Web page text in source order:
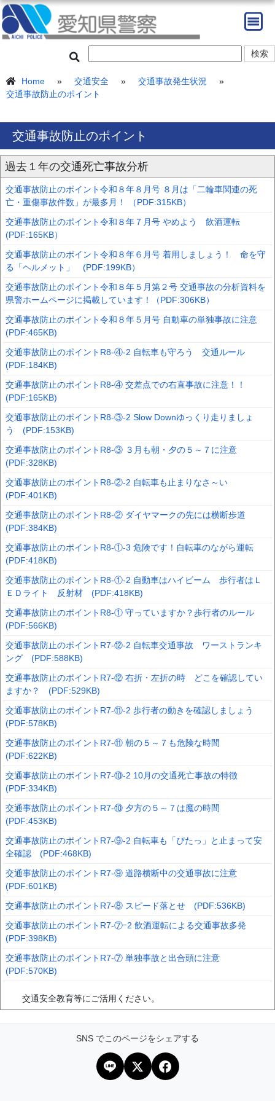
Home » 交通安全 » 交通事故発生状況
»
交通事故防止のポイント
交通事故防止のポイント
過去１年の交通死亡事故分析
交通事故防止のポイント令和８年８月号 ８月は「二輪車関連の死
亡・重傷事故件数」が最多月！ （PDF:315KB）
交通事故防止のポイント令和８年７月号 やめよう 飲酒運転
(PDF:165KB）
交通事故防止のポイント令和８年６月号 着用しましょう！ 命を守
る「ヘルメット」 (PDF:199KB）
交通事故防止のポイント令和８年５月第２号 交通事故の分析資料を
県警ホームページに掲載しています！（PDF:306KB）
交通事故防止のポイント令和８年５月号 自動車の単独事故に注意
(PDF:465KB)
交通事故防止のポイントR8-④-2 自転車も守ろう 交通ルール
(PDF:184KB)
交通事故防止のポイントR8-④ 交差点での右直事故に注意！！
(PDF:165KB)
交通事故防止のポイントR8-③-2 Slow Downゆっくり走りましょ
う (PDF:153KB)
交通事故防止のポイントR8-③ ３月も朝・夕の５～７に注意
(PDF:328KB)
交通事故防止のポイントR8-②-2 自転車も止まりなさ～い
(PDF:401KB)
交通事故防止のポイントR8-② ダイヤマークの先には横断歩道
(PDF:384KB)
交通事故防止のポイントR8-①-3 危険です！自転車のながら運転
(PDF:418KB)
交通事故防止のポイントR8-①-2 自動車はハイビーム 歩行者はＬ
ＥＤライト 反射材 (PDF:418KB)
交通事故防止のポイントR8-① 守っていますか？歩行者のルール
(PDF:566KB)
交通事故防止のポイントR7-⑫-2 自転車交通事故 ワーストランキ
ング (PDF:588KB)
交通事故防止のポイントR7-⑫ 右折・左折の時 どこを確認してい
ますか？ (PDF:529KB)
交通事故防止のポイントR7-⑪-2 歩行者の動きを確認しましょう
(PDF:578KB)
交通事故防止のポイントR7-⑪ 朝の５～７も危険な時間
(PDF:622KB)
交通事故防止のポイントR7-⑩-2 10月の交通死亡事故の特徴
(PDF:334KB)
交通事故防止のポイントR7-⑩ 夕方の５～７は魔の時間
(PDF:453KB)
交通事故防止のポイントR7-⑨-2 自転車も「ぴたっ」と止まって安
全確認 (PDF:468KB)
交通事故防止のポイントR7-⑨ 道路横断中の交通事故に注意
(PDF:601KB)
交通事故防止のポイントR7-⑧ スピード落とせ (PDF:536KB)
交通事故防止のポイントR7-⑦ｰ2 飲酒運転による交通事故多発
(PDF:398KB)
交通事故防止のポイントR7-⑦ 単独事故と出合頭に注意
(PDF:570KB)
交通安全教育等にご活用ください。
SNS でこのページをシェアする